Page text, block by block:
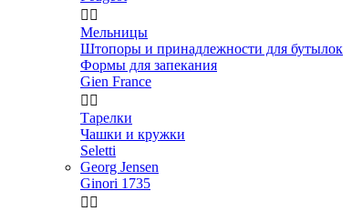
 
Мельницы
Штопоры и принадлежности для бутылок
Формы для запекания
Gien France
 
Тарелки
Чашки и кружки
Seletti
Georg Jensen
Ginori 1735
 